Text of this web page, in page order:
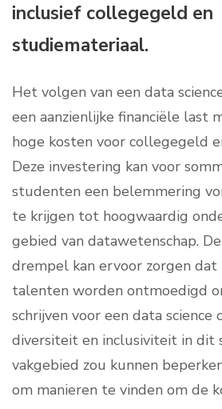
inclusief collegegeld en
studiemateriaal.
Het volgen van een data
een aanzienlijke financiële last
hoge kosten voor collegegeld
Deze investering kan voor
studenten een belemmering
te krijgen tot hoogwaardig
gebied van datawetenschap.
drempel kan ervoor zorgen
talenten worden ontmoedigd
schrijven voor een data
diversiteit en inclusiviteit in dit
vakgebied zou kunnen
om manieren te vinden om de